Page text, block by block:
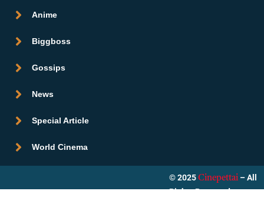
Anime
Biggboss
Gossips
News
Special Article
World Cinema
© 2025 Cinepettai – All
Rights Reserved